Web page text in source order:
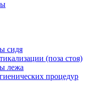
сидя
(поза стоя)
лежа
процедур